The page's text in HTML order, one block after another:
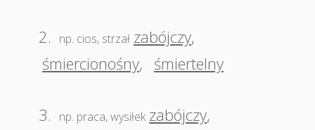
2. np. cios, strzał zabójczy,
śmiercionośny, śmiertelny
3. np. praca, wysiłek zabójczy,